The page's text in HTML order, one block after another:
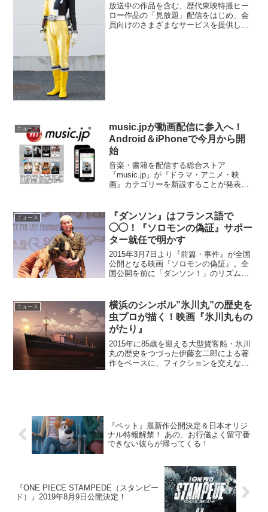
放送中の作品を含む、歴代東映特撮ヒー
ロー作品の「見放題」配信をはじめ、会
員向けのさまざまなサービスを提供して
ニュース
music.jpが動画配信に参入へ！
Android＆iPhoneで今月から開
始
音楽・書籍を配信する総合ストア
『music.jp』が『ドラマ・アニメ・映
画』カテゴリーを新設することが発表さ
画の初回配信は国内・海外・韓流ドラマ
や映画...
ニュース
『ダンソン』はフランス語で
◯◯！『ソロモンの偽証』サポー
ター就任で明かす
2015年3月7日より『前篇・事件』が全国
公開となる映画『ソロモンの偽証』。全
国公開を前に「ダンソン！」のリズム芸
ととなり、ユナイテッド・シネマ豊洲で
行われた試写会に...
ニュース
横浜のシンボル”氷川丸”の歴史を
虫プロが描く！映画『氷川丸もの
がたり』
2015年に85歳を迎える大型貨客船・氷川
丸の歴史をつづった伊藤玄二郎による著
作をベースに、フィクションを交えなが
『ペット』最新作公開決定＆日本オリジ
ナル特報解禁！ あの、お行儀よく留守番
できない彼らが帰ってくる！
『ONE PIECE STAMPEDE（スタンピー
ド）』2019年8月9日公開決定！